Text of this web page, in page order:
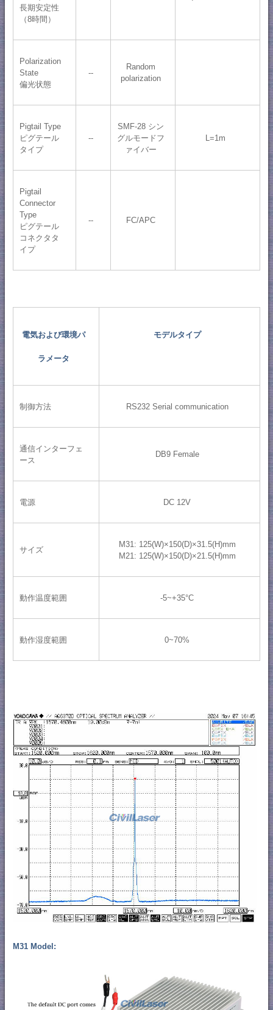
長期安定性
（8時間）
Polarization
State
偏光状態
--
Random
polarization
Pigtail Type
ピグテール
タイプ
--
SMF-28 シン
グルモードフ
ァイバー
L=1m
Pigtail
Connector
Type
ピグテール
コネクタタ
イプ
-- FC/APC
電気および環境パ
ラメータ
モデルタイプ
制御方法 RS232 Serial communication
通信インターフェ
ース
DB9 Female
電源 DC 12V
サイズ
M31: 125(W)×150(D)×31.5(H)mm
M21: 125(W)×150(D)×21.5(H)mm
動作温度範囲 -5~+35°C
動作湿度範囲 0~70%
M31 Model: